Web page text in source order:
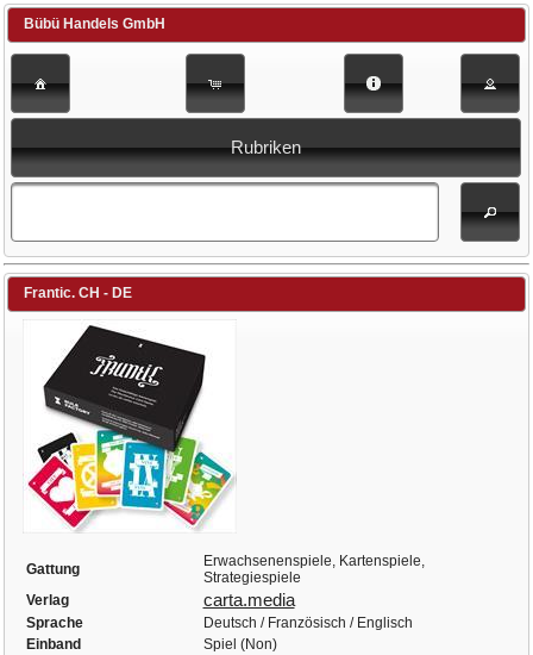
Bübü Handels GmbH
Rubriken
Frantic. CH - DE
Gattung
Erwachsenenspiele, Kartenspiele,
Strategiespiele
Verlag
carta.media
Sprache
Deutsch / Französisch / Englisch
Einband
Spiel (Non)